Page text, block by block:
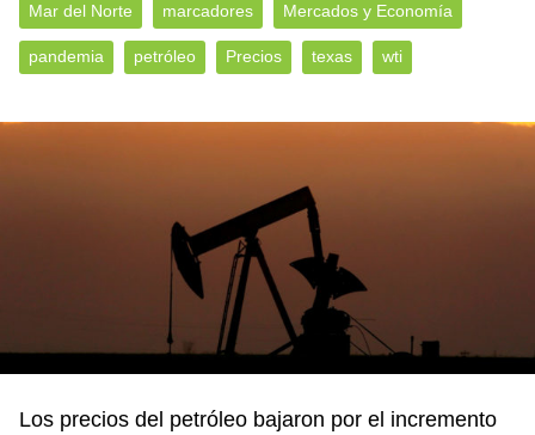
Mar del Norte marcadores Mercados y Economía
pandemia petróleo Precios texas wti
Los precios del petróleo bajaron por el incremento